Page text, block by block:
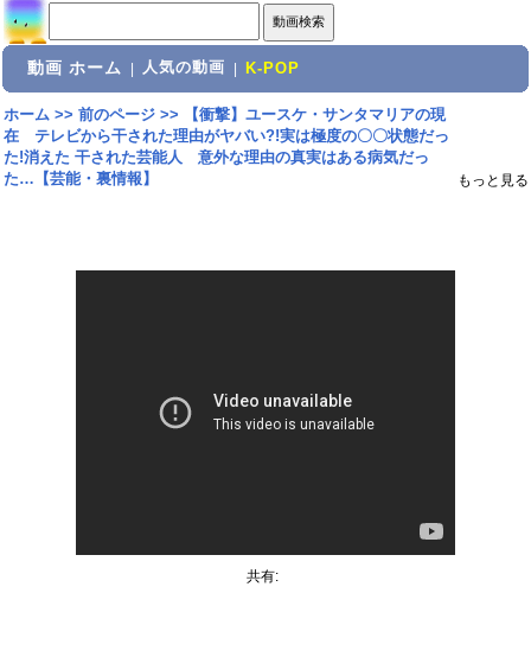
動画 ホーム 人気の動画 K-POP
ホーム>> 前のページ>>
【衝撃】ユースケ・サンタマリアの現
在 テレビから干された理由がヤバい?!実は極度の〇〇状態だっ
た!消えた 干された芸能人 意外な理由の真実はある病気だっ
た…【芸能・裏情報】
もっと見る
共有: